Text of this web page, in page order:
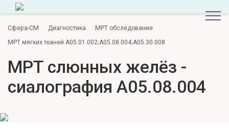
Сфера-СМ Диагностика
МРТ обследование
МРТ мягких тканей A05.01.002;A05.08.004;A05.30.008
МРТ слюнных желёз -
сиалография A05.08.004